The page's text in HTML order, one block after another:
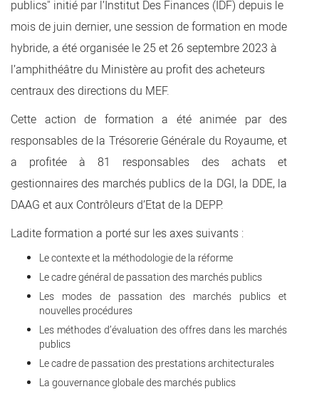
publics" initié par l’Institut Des Finances (IDF) depuis le
mois de juin dernier, une session de formation en mode
hybride, a été organisée le 25 et 26 septembre 2023 à
l’amphithéâtre du Ministère au profit des acheteurs
centraux des directions du MEF.
Cette action de formation a été animée par des
responsables de la Trésorerie Générale du Royaume, et
a profitée à 81 responsables des achats et
gestionnaires des marchés publics de la DGI, la DDE, la
DAAG et aux Contrôleurs d’Etat de la DEPP.
Ladite formation a porté sur les axes suivants :
Le contexte et la méthodologie de la réforme
Le cadre général de passation des marchés publics
Les modes de passation des marchés publics et
nouvelles procédures
Les méthodes d’évaluation des offres dans les marchés
publics
Le cadre de passation des prestations architecturales
La gouvernance globale des marchés publics